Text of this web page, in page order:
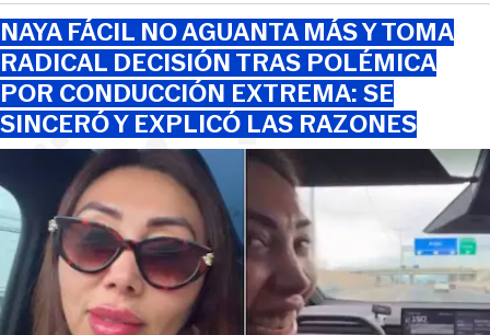
NAYA FÁCIL NO AGUANTA MÁS Y TOMA
RADICAL DECISIÓN TRAS POLÉMICA
POR CONDUCCIÓN EXTREMA: SE
SINCERÓ Y EXPLICÓ LAS RAZONES